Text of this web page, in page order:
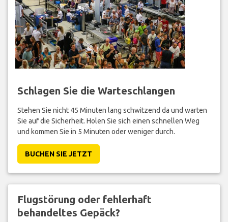
Schlagen Sie die Warteschlangen
Stehen Sie nicht 45 Minuten lang schwitzend da und warten
Sie auf die Sicherheit. Holen Sie sich einen schnellen Weg
und kommen Sie in 5 Minuten oder weniger durch.
BUCHEN SIE JETZT
Flugstörung oder fehlerhaft
behandeltes Gepäck?